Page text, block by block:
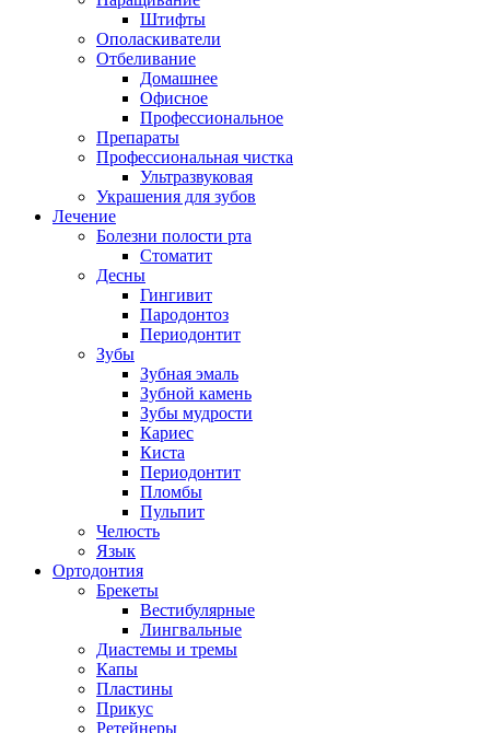
Штифты
Ополаскиватели
Отбеливание
Домашнее
Офисное
Профессиональное
Препараты
Профессиональная чистка
Ультразвуковая
Украшения для зубов
Лечение
Болезни полости рта
Стоматит
Десны
Гингивит
Пародонтоз
Периодонтит
Зубы
Зубная эмаль
Зубной камень
Зубы мудрости
Кариес
Киста
Периодонтит
Пломбы
Пульпит
Челюсть
Язык
Ортодонтия
Брекеты
Вестибулярные
Лингвальные
Диастемы и тремы
Капы
Пластины
Прикус
Ретейнеры